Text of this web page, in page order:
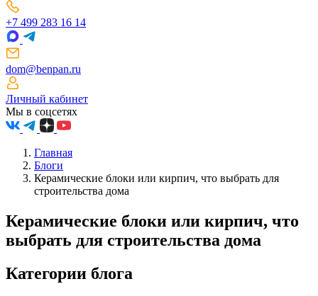
+7 499 283 16 14
dom@benpan.ru
Личный кабинет
Мы в соцсетях
Главная
Блоги
Керамические блоки или кирпич, что выбрать для
строительства дома
Керамические блоки или кирпич, что
выбрать для строительства дома
Категории блога